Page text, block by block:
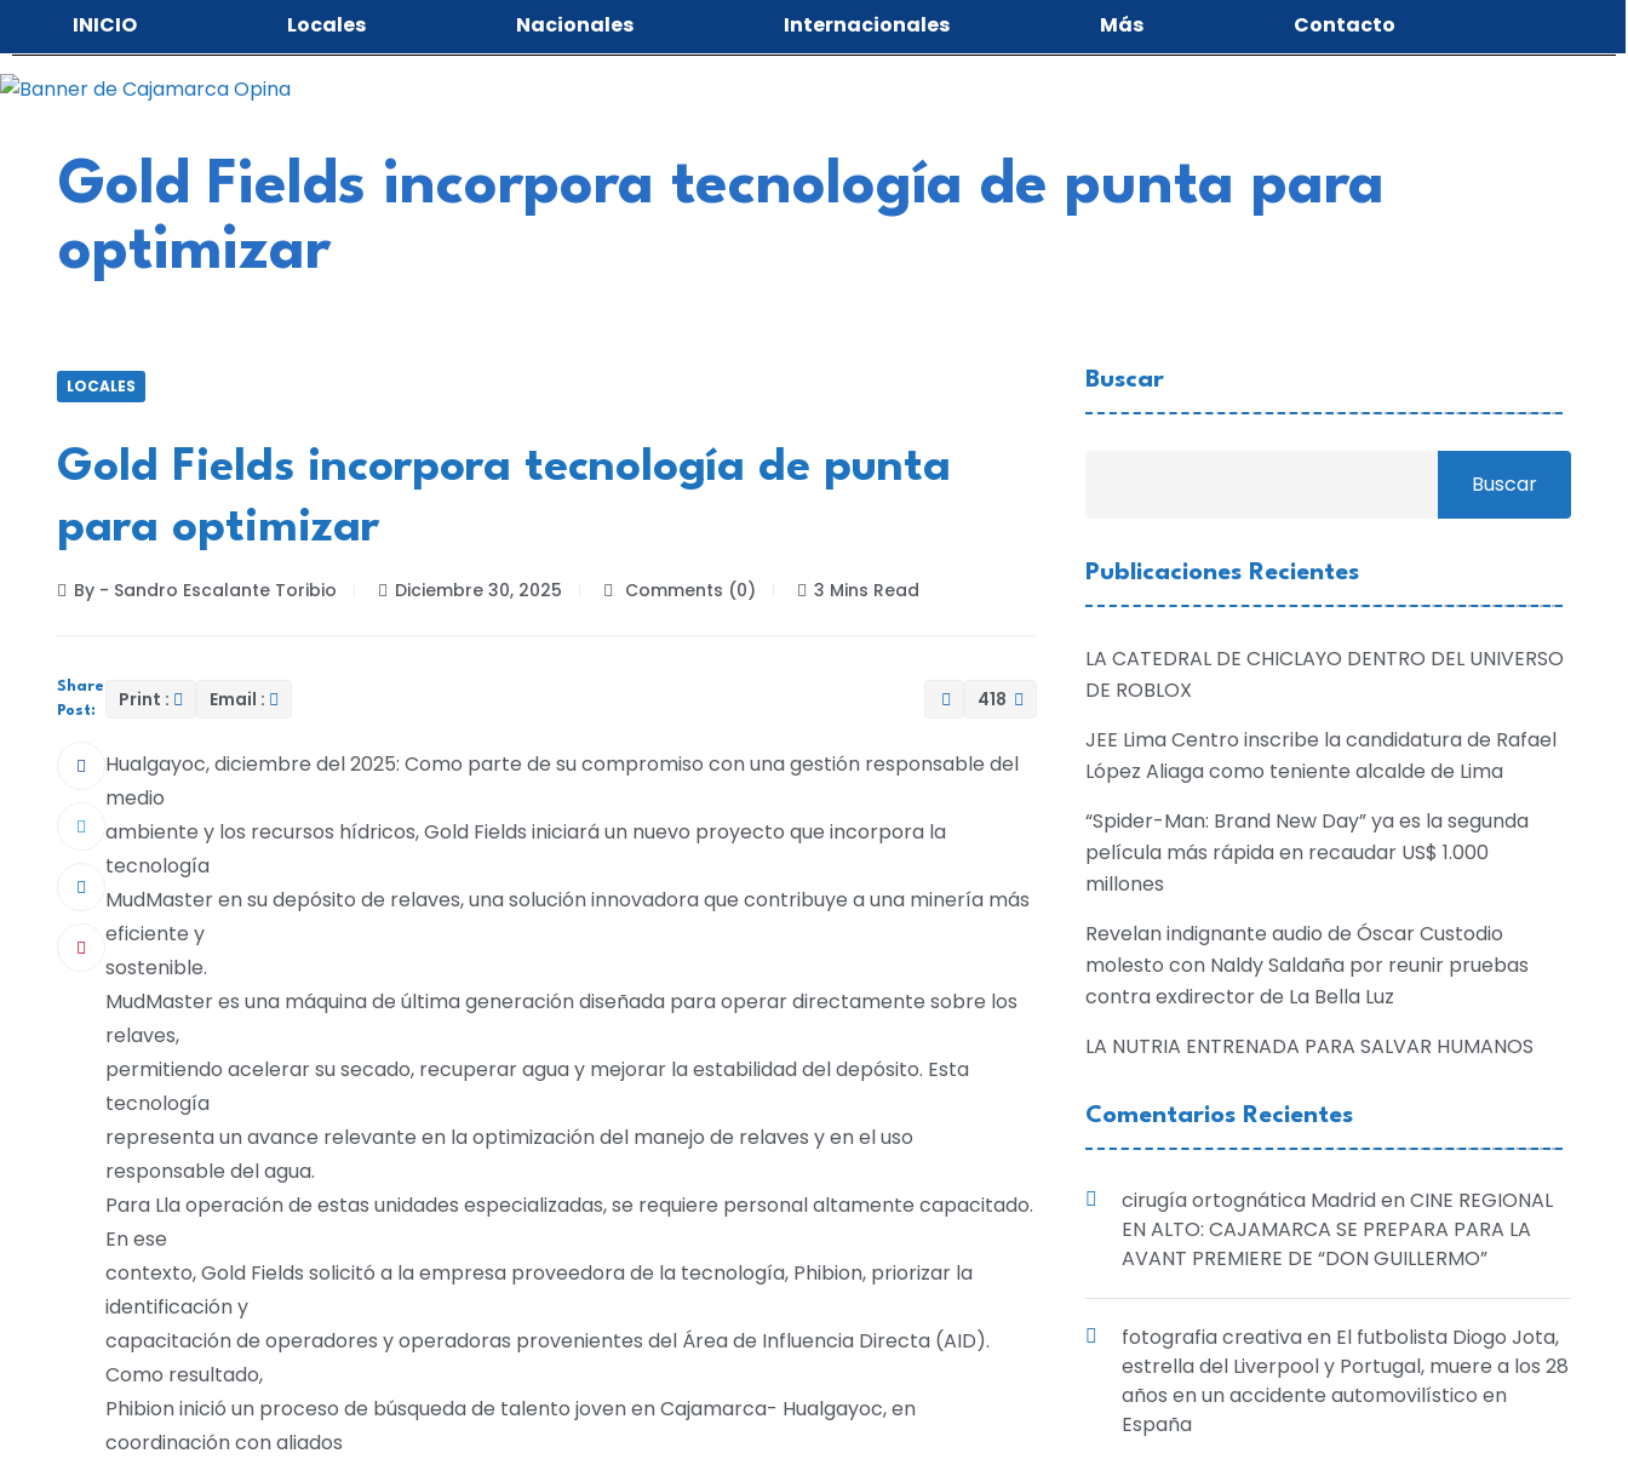
INICIO Locales Nacionales Internacionales Más Contacto
Gold Fields incorpora tecnología de punta para
optimizar
LOCALES
Gold Fields incorpora tecnología de punta
para optimizar
By - Sandro Escalante Toribio Diciembre 30, 2025 Comments (0) 3 Mins Read
Share
Post:
Print : Email : 418
Hualgayoc, diciembre del 2025: Como parte de su compromiso con una gestión responsable del
medio
ambiente y los recursos hídricos, Gold Fields iniciará un nuevo proyecto que incorpora la
tecnología
MudMaster en su depósito de relaves, una solución innovadora que contribuye a una minería más
eficiente y
sostenible.
MudMaster es una máquina de última generación diseñada para operar directamente sobre los
relaves,
permitiendo acelerar su secado, recuperar agua y mejorar la estabilidad del depósito. Esta
tecnología
representa un avance relevante en la optimización del manejo de relaves y en el uso
responsable del agua.
Para Lla operación de estas unidades especializadas, se requiere personal altamente capacitado.
En ese
contexto, Gold Fields solicitó a la empresa proveedora de la tecnología, Phibion, priorizar la
identificación y
capacitación de operadores y operadoras provenientes del Área de Influencia Directa (AID).
Como resultado,
Phibion inició un proceso de búsqueda de talento joven en Cajamarca- Hualgayoc, en
coordinación con aliados
Buscar
Buscar
Publicaciones Recientes
LA CATEDRAL DE CHICLAYO DENTRO DEL UNIVERSO
DE ROBLOX
JEE Lima Centro inscribe la candidatura de Rafael
López Aliaga como teniente alcalde de Lima
“Spider-Man: Brand New Day” ya es la segunda
película más rápida en recaudar US$ 1.000
millones
Revelan indignante audio de Óscar Custodio
molesto con Naldy Saldaña por reunir pruebas
contra exdirector de La Bella Luz
LA NUTRIA ENTRENADA PARA SALVAR HUMANOS
Comentarios Recientes
cirugía ortognática MadridenCINE REGIONAL
EN ALTO: CAJAMARCA SE PREPARA PARA LA
AVANT PREMIERE DE “DON GUILLERMO”
fotografia creativaen El futbolista Diogo Jota,
estrella del Liverpool y Portugal, muere a los 28
años en un accidente automovilístico en
España